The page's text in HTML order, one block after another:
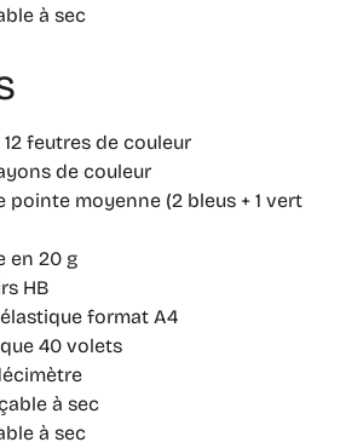
à sec
feutres de couleur
de couleur
pointe moyenne (2 bleus + 1 vert
en 20 g
HB
format A4
40 volets
à sec
à sec